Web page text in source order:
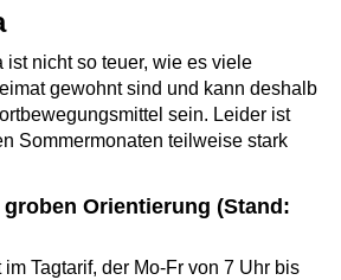
ist nicht so teuer, wie es viele
gewohnt sind und kann deshalb
sein. Leider ist
Sommermonaten teilweise stark
Orientierung (Stand:
Tagtarif, der Mo-Fr von 7 Uhr bis